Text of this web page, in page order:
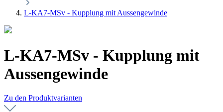
L-KA7-MSv - Kupplung mit Aussengewinde
L-KA7-MSv - Kupplung mit
Aussengewinde
Zu den Produktvarianten